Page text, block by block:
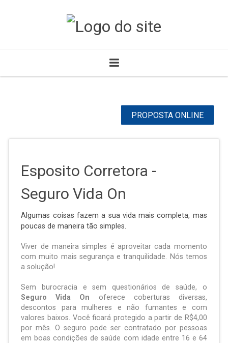
PROPOSTA ONLINE
Esposito Corretora -
Seguro Vida On
Algumas coisas fazem a sua vida mais completa, mas
poucas de maneira tão simples.
Viver de maneira simples é aproveitar cada momento
com muito mais segurança e tranquilidade. Nós temos
a solução!
Sem burocracia e sem questionários de saúde, o
Seguro
Vida On oferece coberturas diversas,
descontos para mulheres e não fumantes e com
valores baixos. Você ficará protegido a partir de R$4,00
por mês. O seguro pode ser contratado por pessoas
em boas condições de saúde com idade entre 16 e 64